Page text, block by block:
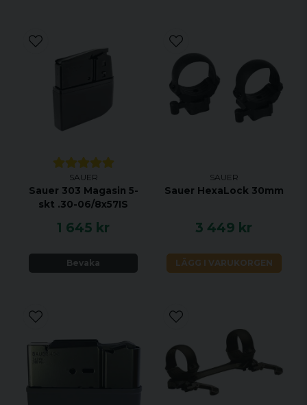
SAUER
Sauer 303 Magasin 5-
skt .30-06/8x57IS
1 645 kr
Bevaka
SAUER
Sauer HexaLock 30mm
3 449 kr
LÄGG I VARUKORGEN